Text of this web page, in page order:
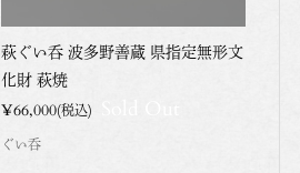
萩ぐい呑 波多野善蔵 県指定無形文
化財 萩焼
¥66,000(税込)
ぐい呑